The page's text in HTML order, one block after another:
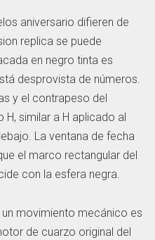
aniversario difieren de
replica se puede
en negro tinta es
desprovista de números.
y el contrapeso del
similar a H aplicado al
La ventana de fecha
el marco rectangular del
con la esfera negra.
movimiento mecánico es
de cuarzo original del